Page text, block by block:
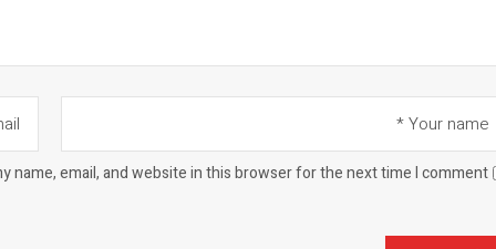
name, email, and website in this browser for the next time I comment.